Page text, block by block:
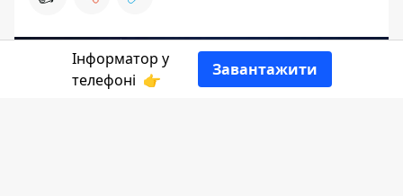
Інформатор у
телефоні 👉
Завантажити